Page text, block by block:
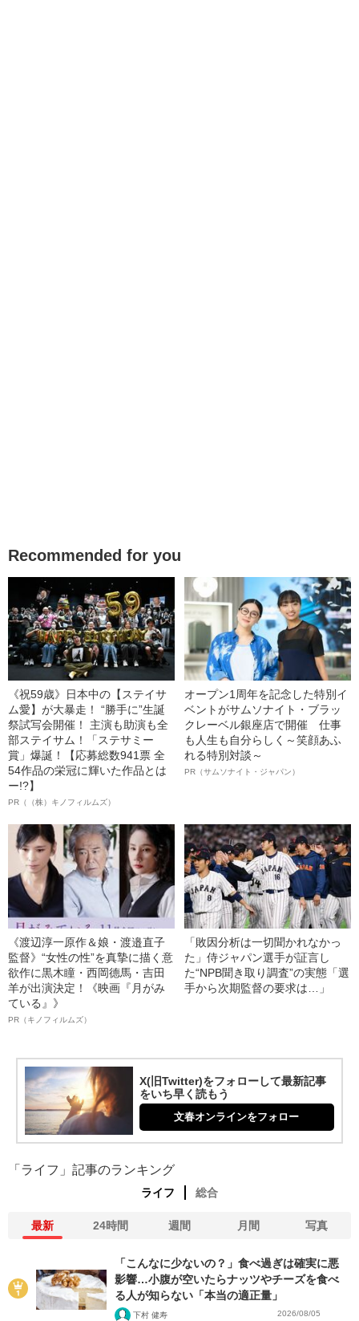
Recommended for you
《祝59歳》日本中の【ステイサ
ム愛】が大暴走！ “勝手に”生誕
祭試写会開催！ 主演も助演も全
部ステイサム！「ステサミー
賞」爆誕！【応募総数941票 全
54作品の栄冠に輝いた作品とは
ー!?】
PR（（株）キノフィルムズ）
オープン1周年を記念した特別イ
ベントがサムソナイト・ブラッ
クレーベル銀座店で開催 仕事
も人生も自分らしく～笑顔あふ
れる特別対談～
PR（サムソナイト・ジャパン）
《渡辺淳一原作＆娘・渡邉直子
監督》“女性の性”を真摯に描く意
欲作に黒木瞳・西岡德馬・吉田
羊が出演決定！《映画『月がみ
ている』》
PR（キノフィルムズ）
「敗因分析は一切聞かれなかっ
た」侍ジャパン選手が証言し
た“NPB聞き取り調査”の実態「選
手から次期監督の要求は…」
X(旧Twitter)をフォローして最新記事
をいち早く読もう
文春オンラインをフォロー
「ライフ」記事のランキング
ライフ 総合
最新 24時間 週間 月間 写真
「こんなに少ないの？」食べ過ぎは確実に悪
影響…小腹が空いたらナッツやチーズを食べ
る人が知らない「本当の適正量」
下村 健寿 2026/08/05